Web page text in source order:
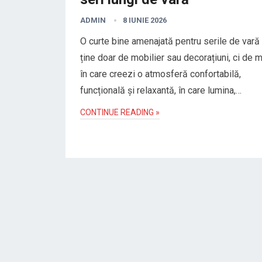
ADMIN 8 IUNIE 2026
O curte bine amenajată pentru serile de vară
ține doar de mobilier sau decorațiuni, ci de
în care creezi o atmosferă confortabilă,
funcțională și relaxantă, în care lumina,…
CONTINUE READING »